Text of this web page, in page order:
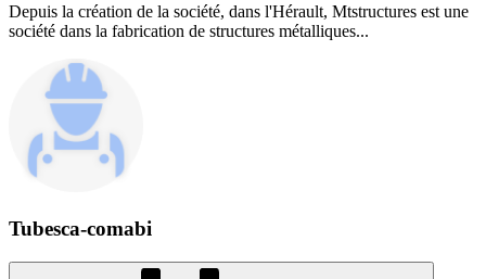
Depuis la création de la société, dans l'Hérault, Mtstructures est une
société dans la fabrication de structures métalliques...
Tubesca-comabi